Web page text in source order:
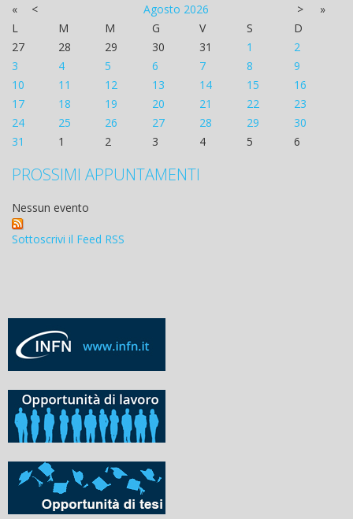
« < Agosto 2026 >
»
L
M M G V S
D
27
28 29 30 31 1
2
3
4 5 6 7 8
9
10
11 12 13 14 15
16
17
18 19 20 21 22
23
24
25 26 27 28 29
30
31
1 2 3 4 5 6
PROSSIMI APPUNTAMENTI
Nessun evento
Sottoscrivi il Feed RSS